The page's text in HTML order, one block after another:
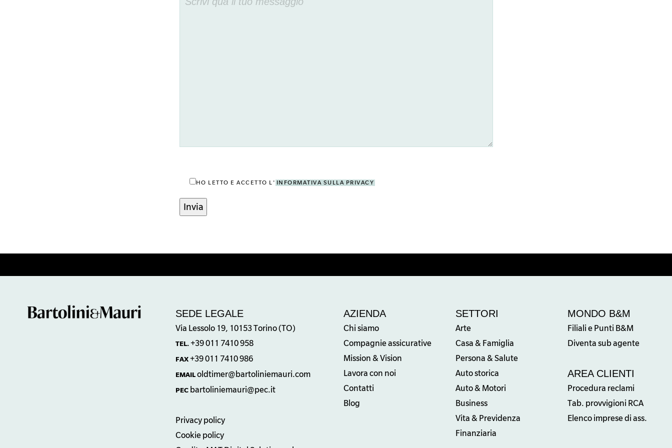
HO LETTO E ACCETTO L' INFORMATIVA SULLA PRIVACY
SEDE LEGALE
Via Lessolo 19, 10153 Torino (TO)
TEL. +39 011 7410 958
FAX +39 011 7410 986
EMAIL oldtimer@bartoliniemauri.com
PEC bartoliniemauri@pec.it
Privacy policy
Cookie policy
AZIENDA
Chi siamo
Compagnie assicurative
Mission & Vision
Lavora con noi
Contatti
Blog
SETTORI
Arte
Casa & Famiglia
Persona & Salute
Auto storica
Auto & Motori
Business
Vita & Previdenza
Finanziaria
MONDO B&M
Filiali e Punti B&M
Diventa sub agente
AREA CLIENTI
Procedura reclami
Tab. provvigioni RCA
Elenco imprese di ass.